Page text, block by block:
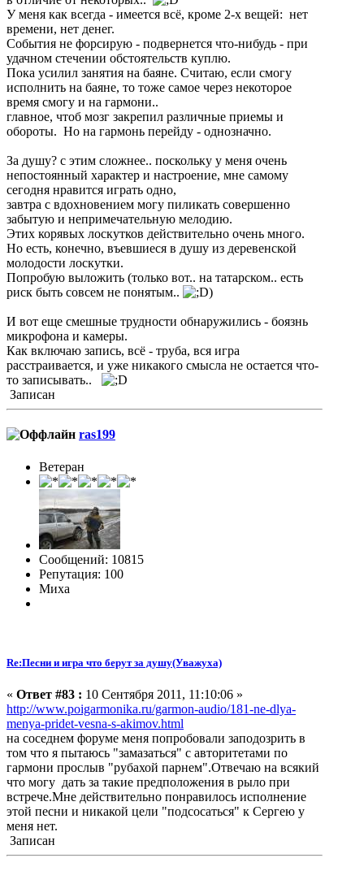
У меня как всегда - имеется всё, кроме 2-х вещей: нет
времени, нет денег.
События не форсирую - подвернется что-нибудь - при
удачном стечении обстоятельств куплю.
Пока усилил занятия на баяне. Считаю, если смогу
исполнить на баяне, то тоже самое через некоторое
время смогу и на гармони..
главное, чтоб мозг закрепил различные приемы и
обороты. Но на гармонь перейду - однозначно.
За душу? с этим сложнее.. поскольку у меня очень
непостоянный характер и настроение, мне самому
сегодня нравится играть одно,
завтра с вдохновением могу пиликать совершенно
забытую и непримечательную мелодию.
Этих корявых лоскутков действительно очень много.
Но есть, конечно, въевшиеся в душу из деревенской
молодости лоскутки.
Попробую выложить (только вот.. на татарском.. есть
риск быть совсем не понятым..
)
И вот еще смешные трудности обнаружились - боязнь
микрофона и камеры.
Как включаю запись, всё - труба, вся игра
расстраивается, и уже никакого смысла не остается что-
то записывать..
Записан
ras199
Ветеран
Сообщений: 10815
Репутация: 100
Миха
Re:Песни и игра что берут за душу(Уважуха)
« Ответ #83 : 10 Сентября 2011, 11:10:06 »
http://www.poigarmonika.ru/garmon-audio/181-ne-dlya-
menya-pridet-vesna-s-akimov.html
на соседнем форуме меня попробовали заподозрить в
том что я пытаюсь "замазаться" с авторитетами по
гармони прослыв "рубахой парнем".Отвечаю на всякий
что могу дать за такие предположения в рыло при
встрече.Мне действительно понравилось исполнение
этой песни и никакой цели "подсосаться" к Сергею у
меня нет.
Записан